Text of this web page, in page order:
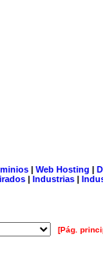
| Web Hosting |
| Industrias |
[Pág.